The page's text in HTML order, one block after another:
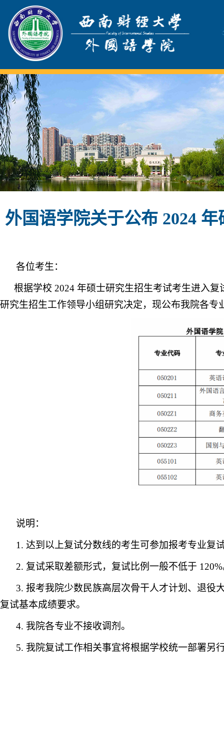
外国语学院关于公布 2024
各位考生：
根据学校 2024 年硕士研究生招生考试考生进入复
研究生招生工作领导小组研究决定，现公布我院各专
说明：
1. 达到以上复试分数线的考生可参加报考专业复
2. 复试采取差额形式，复试比例一般不低于
3. 报考我院少数民族高层次骨干人才计划、退役
复试基本成绩要求。
4. 我院各专业不接收调剂。
5. 我院复试工作相关事宜将根据学校统一部署另